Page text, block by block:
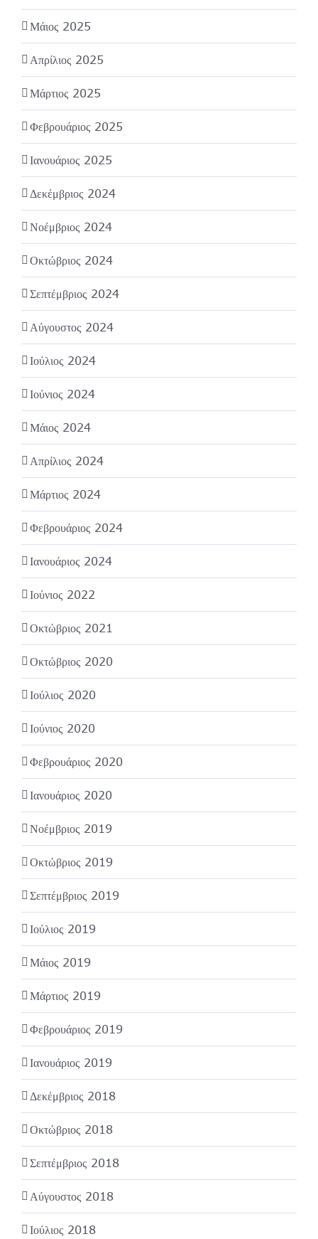
Μάιος 2025
Απρίλιος 2025
Μάρτιος 2025
Φεβρουάριος 2025
Ιανουάριος 2025
Δεκέμβριος 2024
Νοέμβριος 2024
Οκτώβριος 2024
Σεπτέμβριος 2024
Αύγουστος 2024
Ιούλιος 2024
Ιούνιος 2024
Μάιος 2024
Απρίλιος 2024
Μάρτιος 2024
Φεβρουάριος 2024
Ιανουάριος 2024
Ιούνιος 2022
Οκτώβριος 2021
Οκτώβριος 2020
Ιούλιος 2020
Ιούνιος 2020
Φεβρουάριος 2020
Ιανουάριος 2020
Νοέμβριος 2019
Οκτώβριος 2019
Σεπτέμβριος 2019
Ιούλιος 2019
Μάιος 2019
Μάρτιος 2019
Φεβρουάριος 2019
Ιανουάριος 2019
Δεκέμβριος 2018
Οκτώβριος 2018
Σεπτέμβριος 2018
Αύγουστος 2018
Ιούλιος 2018